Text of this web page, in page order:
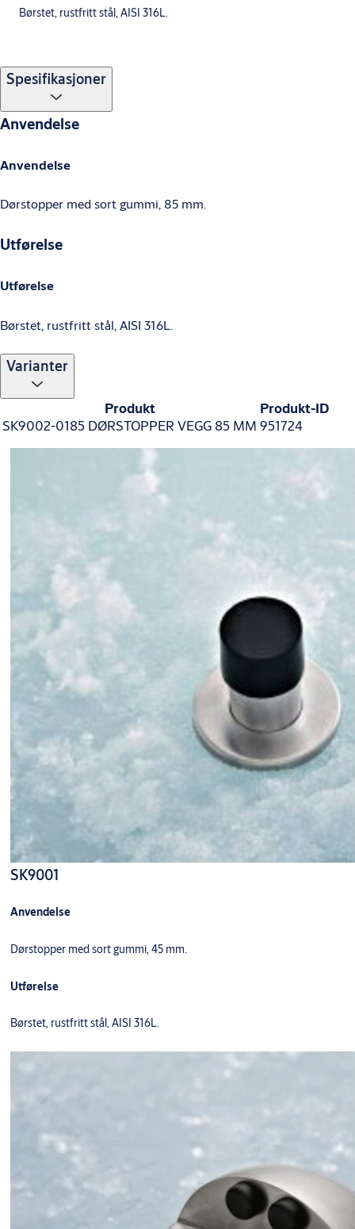
Børstet, rustfritt stål, AISI 316L.
Spesifikasjoner
Anvendelse
Anvendelse
Dørstopper med sort gummi, 85 mm.
Utførelse
Utførelse
Børstet, rustfritt stål, AISI 316L.
Varianter
Produkt
Produkt-ID
SK9002-0185 DØRSTOPPER VEGG 85 MM 951724
SK9001
Anvendelse
Dørstopper med sort gummi, 45 mm.
Utførelse
Børstet, rustfritt stål, AISI 316L.